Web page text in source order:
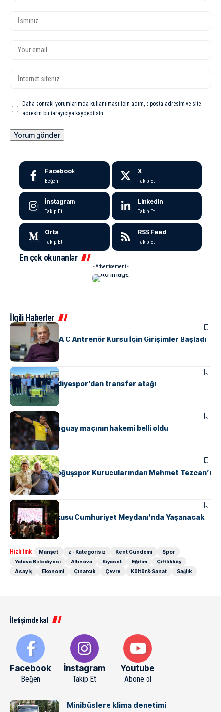
Daha sonraki yorumlarımda kullanılması için adım, e-posta adresim ve site
adresim bu tarayıcıya kaydedilsin.
Facebook
Beğen
X
Takip Et
İnstagram
Takip Et
LinkedIn
Takip Et
Orta
Takip Et
RSS Feed
Takip Et
En çok okunanlar
- Advertisement -
İlgili Haberler
SPOR
Yalova’da UEFA C Antrenör Kursu İçin Girişimler Başladı
ÇINARCIKSPOR
Çınarcık Belediyespor’dan transfer atağı
SPOR
Türkiye – Paraguay maçının hakemi belli oldu
SPOR
Safranyolu Doğuşspor Kurucularından Mehmet Tezcan’ı
Unutmadı
GÜNDEMSPOR
Milli Maç Coşkusu Cumhuriyet Meydanı’nda Yaşanacak
Hızlı link Manşet z - Kategorisiz Kent Gündemi
Spor
Yalova Belediyesi
Altınova Siyaset Eğitim
Çiftlikköy
Asayiş
Ekonomi Çınarcık Çevre Kültür & Sanat Sağlık
İletişimde kal
Facebook
Beğen
İnstagram
Takip Et
Youtube
Abone ol
Minibüslere klima denetimi